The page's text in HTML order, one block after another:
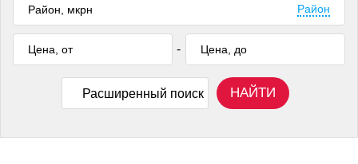
Район
-
Расширенный поиск НАЙТИ